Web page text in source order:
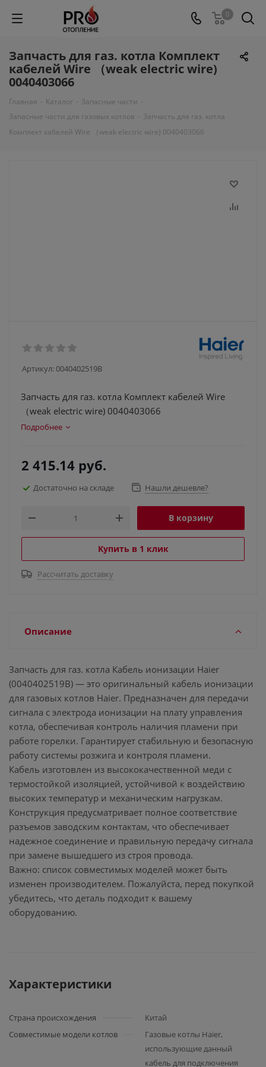
0
Запчасть для газ. котла Комплект
кабелей Wire （weak electric wire)
0040403066
Главная - Каталог - Запасные части -
Запасные части для газовых котлов - Запчасть для газ. котла
Комплект кабелей Wire （weak electric wire) 0040403066
Артикул:0040402519B
Запчасть для газ. котла Комплект кабелей Wire
（weak electric wire) 0040403066
Подробнее
2 415.14 руб.
Достаточно на складе Нашли дешевле?
В корзину
Купить в 1 клик
Рассчитать доставку
Описание
Запчасть для газ. котла Кабель ионизации Haier
(0040402519B) — это оригинальный кабель ионизации
для газовых котлов Haier. Предназначен для передачи
сигнала с электрода ионизации на плату управления
котла, обеспечивая контроль наличия пламени при
работе горелки. Гарантирует стабильную и безопасную
работу системы розжига и контроля пламени.
Кабель изготовлен из высококачественной меди с
термостойкой изоляцией, устойчивой к воздействию
высоких температур и механическим нагрузкам.
Конструкция предусматривает полное соответствие
разъемов заводским контактам, что обеспечивает
надежное соединение и правильную передачу сигнала
при замене вышедшего из строя провода.
Важно: список совместимых моделей может быть
изменен производителем. Пожалуйста, перед покупкой
убедитесь, что деталь подходит к вашему
оборудованию.
Характеристики
Страна происхождения
Китай
Совместимые модели котлов
Газовые котлы Haier,
использующие данный
кабель для подключения